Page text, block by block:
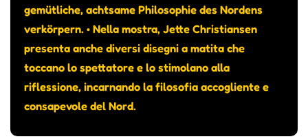
gemütliche, achtsame Philosophie des Nordens
verkörpern. • Nella mostra, Jette Christiansen
presenta anche diversi disegni a matita che
toccano lo spettatore e lo stimolano alla
riflessione, incarnando la filosofia accogliente e
consapevole del Nord.